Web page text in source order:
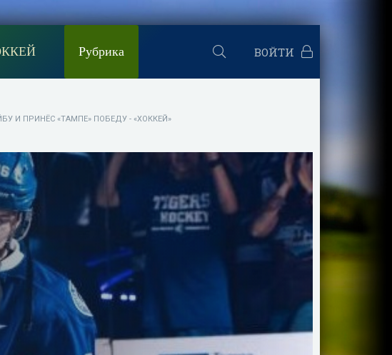
Рубрика ВОЙТИ
И ПРИНЁС «ТАМПЕ» ПОБЕДУ - «ХОККЕЙ»